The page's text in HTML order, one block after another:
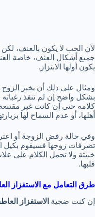
لأن الحب لا يكون بالعنف،
جميع أشكال العنف، خاصة
يكون أولها الابتزاز.
ومثال على ذلك أن يخبر الزوج
بشكل واضح إن لم تنفذ
كلامه حتى إن كانت غير
أهلها، أو عدم السماح لها
وفي حالة رفض الزوجة أو
تصرفات زوجها فسيقوم بكيل
خبيثة ولا تحمل الكلام على
قلبها.
طرق التعامل مع الاستفزاز
إن كنت ضحية الاستفزاز